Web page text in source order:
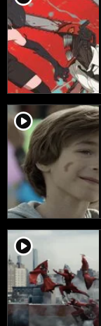
player2
player2